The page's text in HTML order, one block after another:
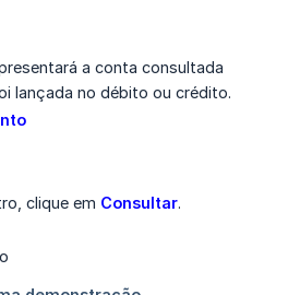
a conta consultada
lançada no débito ou crédito.
clique em Consultar.